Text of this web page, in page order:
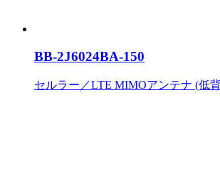
BB-2J6024BA-150
セルラー／LTE MIMOアンテナ (低